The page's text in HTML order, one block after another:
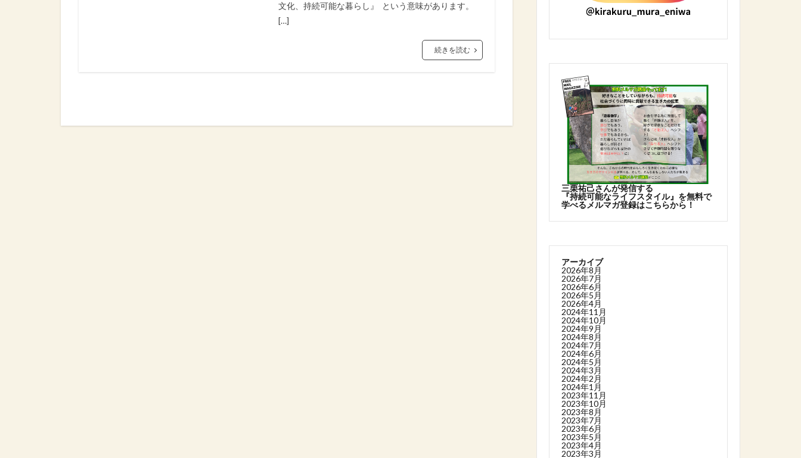
文化、持続可能な暮らし』⁡ ⁡ という意味があります。⁡
[…]
続きを読む
三栗祐己さんが発信する
『持続可能なライフスタイル』を無料で
学べるメルマガ登録はこちらから！
アーカイブ
2026年8月
2026年7月
2026年6月
2026年5月
2026年4月
2024年11月
2024年10月
2024年9月
2024年8月
2024年7月
2024年6月
2024年5月
2024年3月
2024年2月
2024年1月
2023年11月
2023年10月
2023年8月
2023年7月
2023年6月
2023年5月
2023年4月
2023年3月